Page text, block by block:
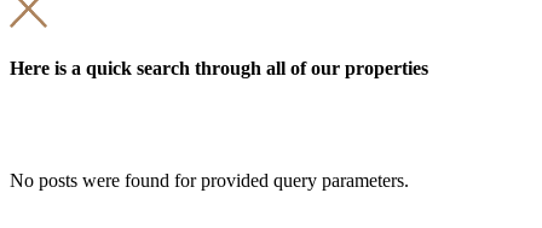
Here is a quick search through all of our properties
No posts were found for provided query parameters.